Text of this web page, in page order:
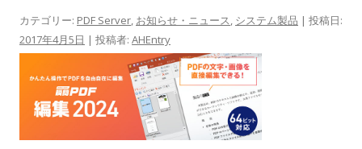
カテゴリー: PDF Server お知らせ・ニュース システム製品 | 投稿日:
2017年4月5日 | 投稿者: AHEntry